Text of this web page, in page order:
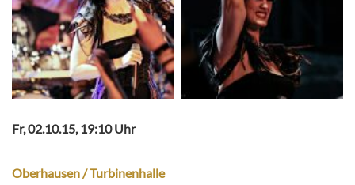
Fr, 02.10.15, 19:10 Uhr
Oberhausen / Turbinenhalle